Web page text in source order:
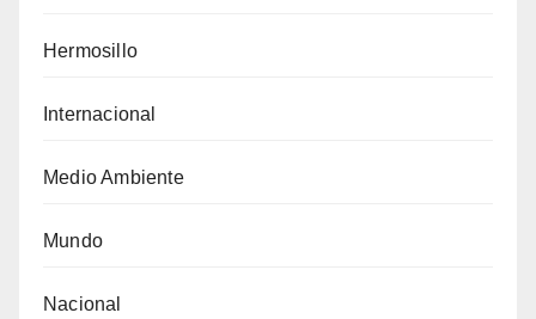
Hermosillo
Internacional
Medio Ambiente
Mundo
Nacional